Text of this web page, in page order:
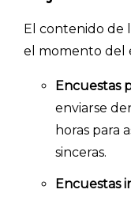
El contenido de
el momento del
Encuestas
enviarse
horas para
sinceras.
Encuestas